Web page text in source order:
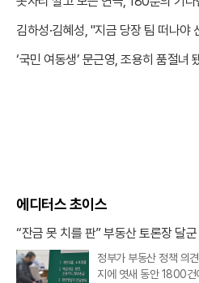
김하성·김혜성, "지금 당장 팀 떠나야
‘국민 여동생’ 문근영, 조용히 품절녀
에디터스 초이스
“잔금 못 치를 판” 부동산 토론장 달
정부가 부동산 정책 의
지에 엿새 동안 1800건